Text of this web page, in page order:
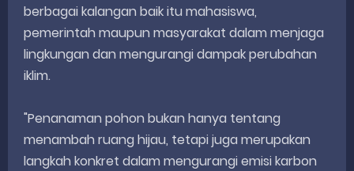
berbagai kalangan baik itu mahasiswa,
pemerintah maupun masyarakat dalam menjaga
lingkungan dan mengurangi dampak perubahan
iklim.
"Penanaman pohon bukan hanya tentang
menambah ruang hijau, tetapi juga merupakan
langkah konkret dalam mengurangi emisi karbon